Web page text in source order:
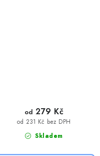
Skladem
od 231 Kč bez DPH
od 279 Kč